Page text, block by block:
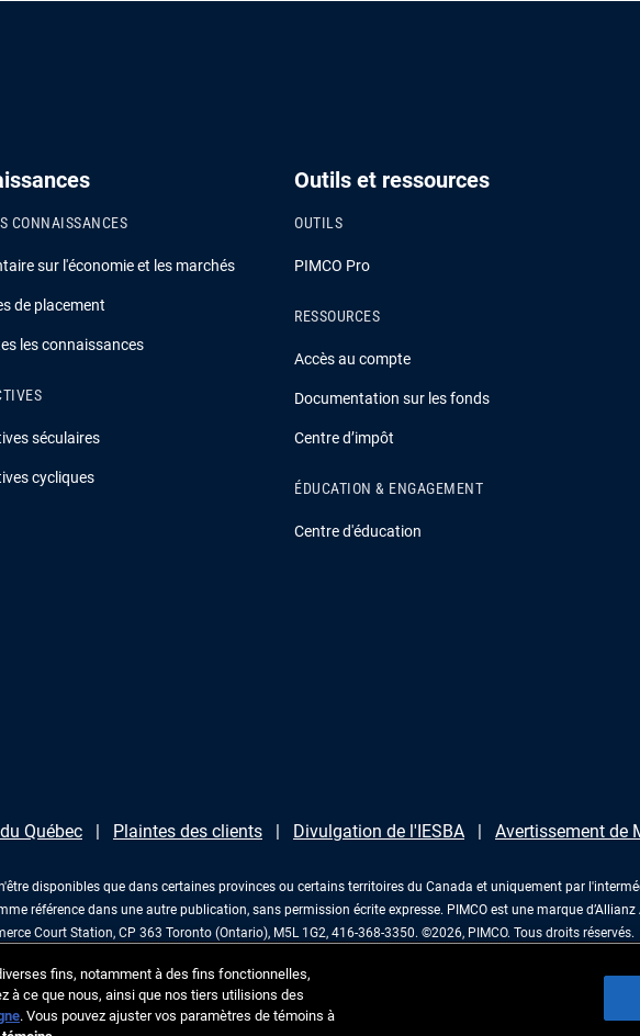
CONNAISSANCES
sur l'économie et les marchés
de placement
les connaissances
séculaires
cycliques
Outils et ressources
OUTILS
PIMCO Pro
RESSOURCES
Accès au compte
Documentation sur les fonds
Centre d’impôt
ÉDUCATION & ENGAGEMENT
Centre d'éducation
Québec Plaintes des clients Divulgation de l'IESBA Avertissement de
disponibles que dans certaines provinces ou certains territoires du Canada et uniquement par
référence dans une autre publication, sans permission écrite expresse. PIMCO est une marque
Court Station, CP 363 Toronto (Ontario), M5L 1G2, 416-368-3350. ©2026, PIMCO. Tous droits réservés.
fins, notamment à des fins fonctionnelles,
à ce que nous, ainsi que nos tiers utilisions des
. Vous pouvez ajuster vos paramètres de témoins à